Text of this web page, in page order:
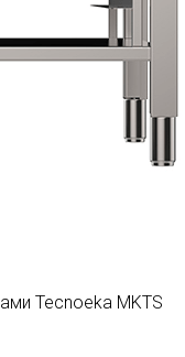
Tecnoeka MKTS